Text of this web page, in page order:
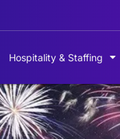
Hospitality & Staffing